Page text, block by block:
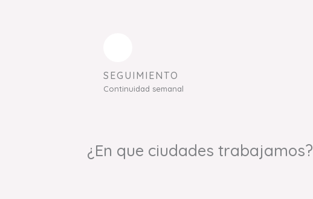
SEGUIMIENTO
Continuidad semanal
¿En que ciudades trabajamos?